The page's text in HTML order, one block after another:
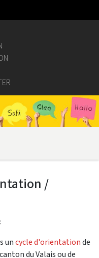
/
uncycle d'orientationde
du Valais ou de